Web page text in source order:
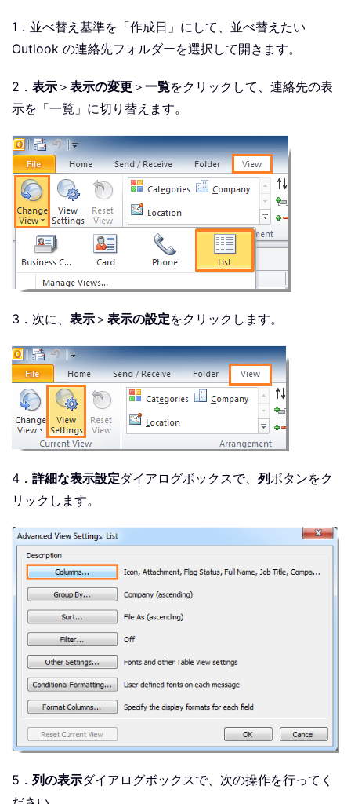
1．並べ替え基準を「作成日」にして、並べ替えたい
Outlook の連絡先フォルダーを選択して開きます。
2． 表示 ＞ 表示の変更 ＞ 一覧をクリックして、連絡先の表
示を「一覧」に切り替えます。
3．次に、 表示 ＞ 表示の設定をクリックします。
4． 詳細な表示設定ダイアログボックスで、 列ボタンをク
リックします。
5． 列の表示ダイアログボックスで、次の操作を行ってく